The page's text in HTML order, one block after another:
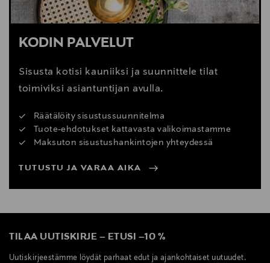
KODIN PALVELUT
Sisusta kotisi kauniiksi ja suunnittele tilat
toimiviksi asiantuntijan avulla.
Räätälöity sisustussuunnitelma
Tuote-ehdotukset kattavasta valikoimastamme
Maksuton sisustushankintojen yhteydessä
TUTUSTU JA VARAA AIKA
TILAA UUTISKIRJE – ETUSI –10 %
Uutiskirjeestämme löydät parhaat edut ja ajankohtaiset uutuudet.